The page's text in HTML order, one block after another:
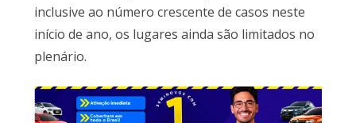
inclusive ao número crescente de casos neste
início de ano, os lugares ainda são limitados no
plenário.